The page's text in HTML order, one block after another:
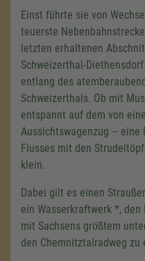
Einst führte sie von
teuerste
letzten erhaltenen
Schweizerthal-
entlang des
Schweizerthals. Ob mit
entspannt auf dem von
Aussichtswagenzug – eine
Flusses mit den
klein.
Dabei gilt es einen
ein Wasserkraftwerk *,
mit Sachsens größtem
den Chemnitztalradweg zu